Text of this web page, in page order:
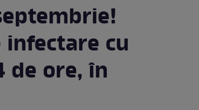
infectare cu
de ore, în